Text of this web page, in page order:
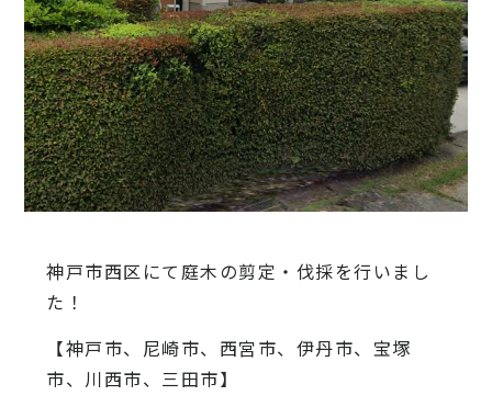
神戸市西区にて庭木の剪定・伐採を行いまし
た！
【神戸市、尼崎市、西宮市、伊丹市、宝塚
市、川西市、三田市】